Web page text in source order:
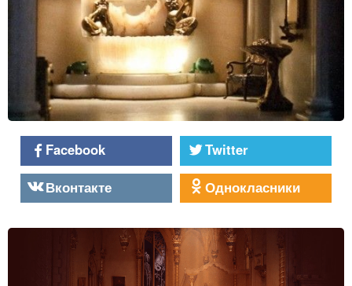
Facebook
Twitter
Вконтакте
Однокласники